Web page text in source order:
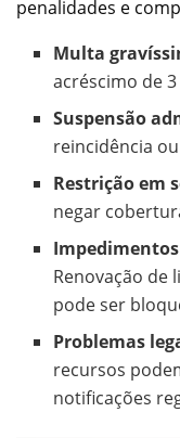
penalidades e
Multa
acréscimo de
Suspensão
reincidência
Restrição em
negar
Renovação de
pode ser
Problemas
recursos
notificações